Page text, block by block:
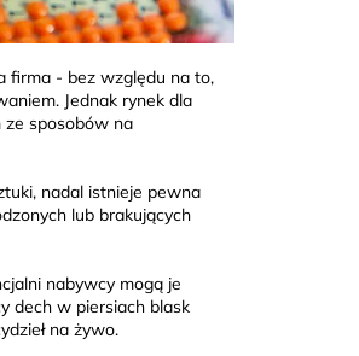
firma - bez względu na to,
Jednak rynek dla
ze sposobów na
nadal istnieje pewna
lub brakujących
nabywcy mogą je
dech w piersiach blask
na żywo.